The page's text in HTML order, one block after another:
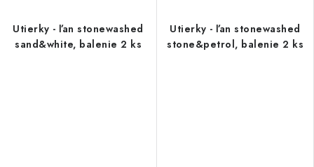
Utierky - ľan stonewashed
sand&white, balenie 2 ks
Utierky - ľan stonewashed
stone&petrol, balenie 2 ks